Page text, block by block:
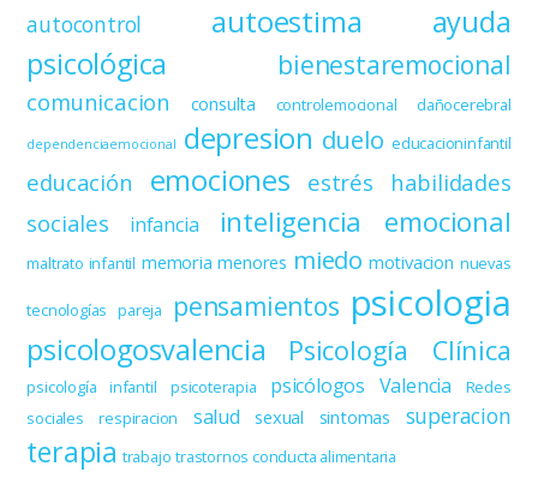
autocontrol autoestima
ayuda
psicológica
bienestaremocional
comunicacion consulta controlemocional dañocerebral
dependenciaemocional depresion duelo educacioninfantil
educación emociones estrés
habilidades
sociales
infancia inteligencia emocional
maltrato infantil memoria menores miedo motivacion nuevas
tecnologías pareja pensamientos psicologia
psicologosvalencia Psicología Clínica
psicología infantil psicoterapia psicólogos Valencia
Redes
sociales
respiracion salud sexual sintomas superacion
terapia trabajo trastornos conducta alimentaria